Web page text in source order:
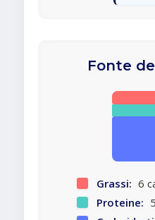
Fonte
Grassi: 6
Proteine: